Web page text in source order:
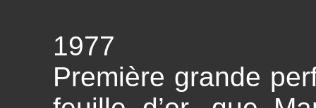
1977
Première grande